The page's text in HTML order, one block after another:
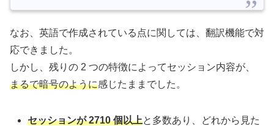
なお、英語で作成されている点に関しては、翻訳機能で対
応できました。
しかし、残りの 2 つの特徴によってセッション内容が、
まるで暗号のように感じたままでした。
セッションが 2710 個以上と多数あり、どれから見た